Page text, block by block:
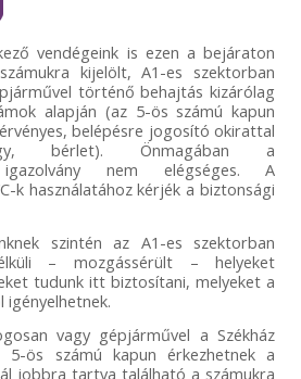
vendégeink is ezen a bejáraton
kijelölt, A1-es szektorban
történő behajtás kizárólag
alapján (az 5-ös számú kapun
belépésre jogosító okirattal
bérlet). Önmagában a
igazolvány nem elégséges. A
k használatához kérjék a biztonsági
szintén az A1-es szektorban
– mozgássérült – helyeket
tudunk itt biztosítani, melyeket a
vagy gépjárművel a Székház
ös számú kapun érkezhetnek a
jobbra tartva található a számukra